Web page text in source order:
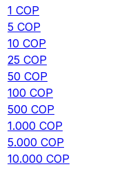
1 COP
5 COP
10 COP
25 COP
50 COP
100 COP
500 COP
1.000 COP
5.000 COP
10.000 COP